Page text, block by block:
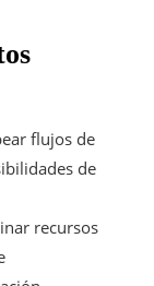
flujos de
de
recursos